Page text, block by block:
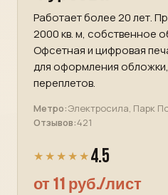
Работает более 20 лет.
2000 кв. м, собственное
Офсетная и цифровая
для оформления
переплетов.
Метро:Электросила, Парк
Отзывов:421
★★★★★ 4.5
от 11 руб./лист